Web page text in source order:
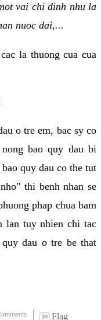
vai chi dinh nhu la
nuoc dai,...
la thuong cua cua
o tre em, bac sy co
bao quy dau bi
quy dau co the tut
thi benh nhan se
phap chua bam
lan tuy nhien chi tac
dau o tre be that
Flag